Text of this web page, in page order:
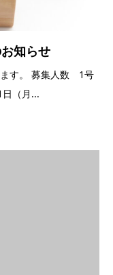
知らせ
す。 募集人数 1号
（月...